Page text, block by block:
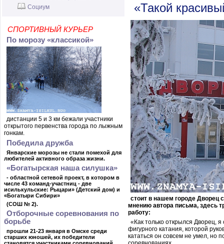
Социум
СПОРТИВНЫЙ КУРЬЕР
По морозу «классикой»
дистанции 5 и 3 км бежали участники
открытого первенства города по лыжным
гонкам.
Победила дружба
Январские морозы не стали помехой для
любителей активного образа жизни.
«Богатырская наша силушка»
- областной сетевой проект, в котором в
числе 43 команд-участниц - две
исилькульские: Рыцари» (Детский дом) и
«Богатыри Сибири»
(СОШ № 2).
Отборочные соревнования по
борьбе
прошли 21-23 января в Омске среди
старших юношей, их победители
«Такой
стоит в нашем городе Дворец
мнению автора письма, здесь
работу:
«Как только открылся Дворец, я
фигурного катания, которой
кататься он совсем не умел, но